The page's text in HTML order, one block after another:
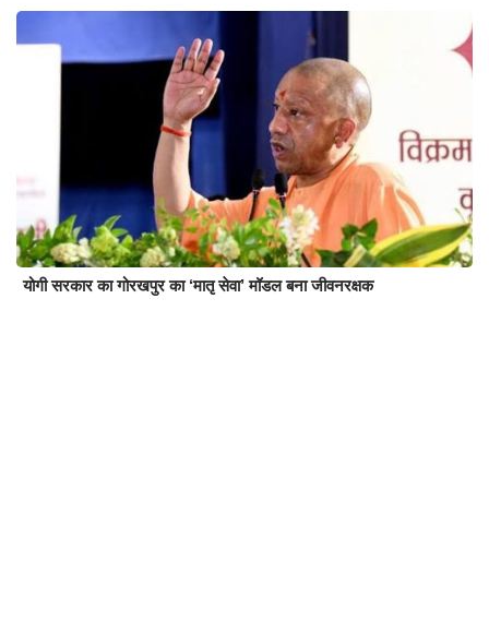
योगी सरकार का गोरखपुर का ‘मातृ सेवा’ मॉडल बना जीवनरक्षक